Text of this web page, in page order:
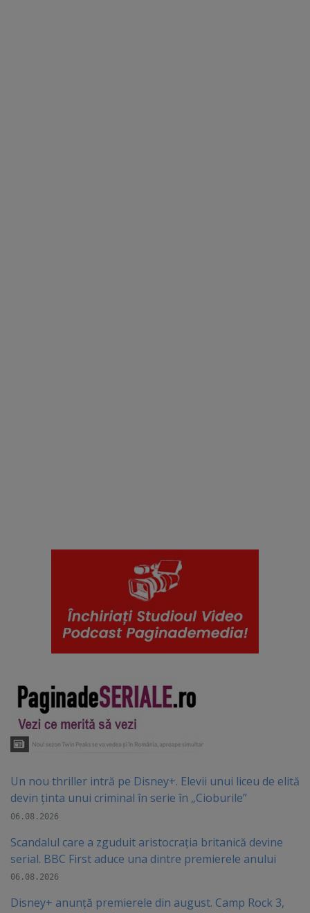
Un nou thriller intră pe Disney+. Elevii unui liceu de elită
devin ținta unui criminal în serie în „Cioburile”
06.08.2026
Scandalul care a zguduit aristocrația britanică devine
serial. BBC First aduce una dintre premierele anului
06.08.2026
Disney+ anunță premierele din august. Camp Rock 3,